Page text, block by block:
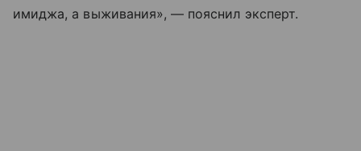
имиджа, а выживания», — пояснил эксперт.